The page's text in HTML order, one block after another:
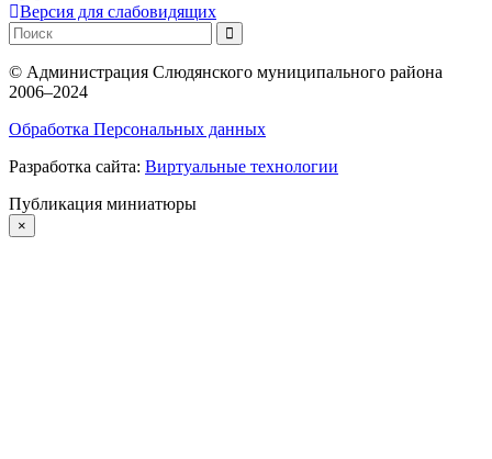
Версия для слабовидящих
© Администрация Слюдянского муниципального района
2006–2024
Обработка Персональных данных
Разработка сайта: Виртуальные технологии
Публикация миниатюры
×